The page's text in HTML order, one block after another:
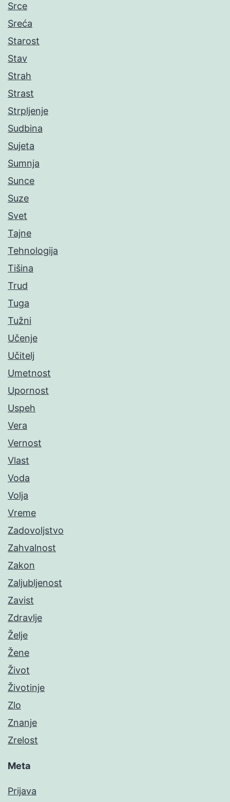
Srce
Sreća
Starost
Stav
Strah
Strast
Strpljenje
Sudbina
Sujeta
Sumnja
Sunce
Suze
Svet
Tajne
Tehnologija
Tišina
Trud
Tuga
Tužni
Učenje
Učitelj
Umetnost
Upornost
Uspeh
Vera
Vernost
Vlast
Voda
Volja
Vreme
Zadovoljstvo
Zahvalnost
Zakon
Zaljubljenost
Zavist
Zdravlje
Želje
Žene
Život
Životinje
Zlo
Znanje
Zrelost
Meta
Prijava